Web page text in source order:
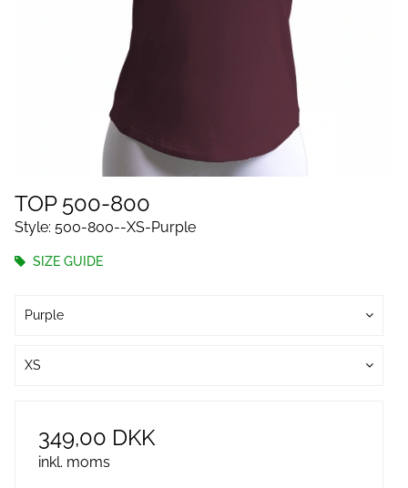
TOP 500-800
Style: 500-800--XS-Purple
SIZE GUIDE
Purple
XS
349,00 DKK
inkl. moms